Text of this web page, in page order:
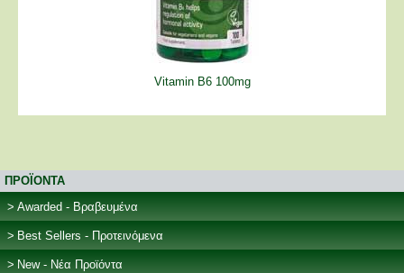
Vitamin B6 100mg
ΠΡΟΪΟΝΤΑ
Awarded - Βραβευμένα
Best Sellers - Προτεινόμενα
New - Νέα Προϊόντα